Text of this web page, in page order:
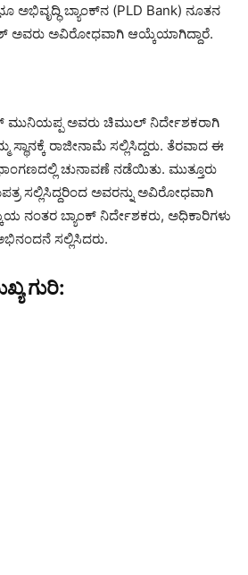
ಅಭಿವೃದ್ಧಿ ಬ್ಯಾಂಕ್‌ನ (PLD Bank) ನೂತನ
ಅವರು ಅವಿರೋಧವಾಗಿ ಆಯ್ಕೆಯಾಗಿದ್ದಾರೆ.
ಮುನಿಯಪ್ಪ ಅವರು ಚಿಮುಲ್ ನಿರ್ದೇಶಕರಾಗಿ
ರಾಜೀನಾಮೆ ಸಲ್ಲಿಸಿದ್ದರು. ತೆರವಾದ ಈ
ಚುನಾವಣೆ ನಡೆಯಿತು. ಮುತ್ತೂರು
ಸಲ್ಲಿಸಿದ್ದರಿಂದ ಅವರನ್ನು ಅವಿರೋಧವಾಗಿ
ಬ್ಯಾಂಕ್ ನಿರ್ದೇಶಕರು, ಅಧಿಕಾರಿಗಳು
ಸಲ್ಲಿಸಿದರು.
ಗುರಿ: